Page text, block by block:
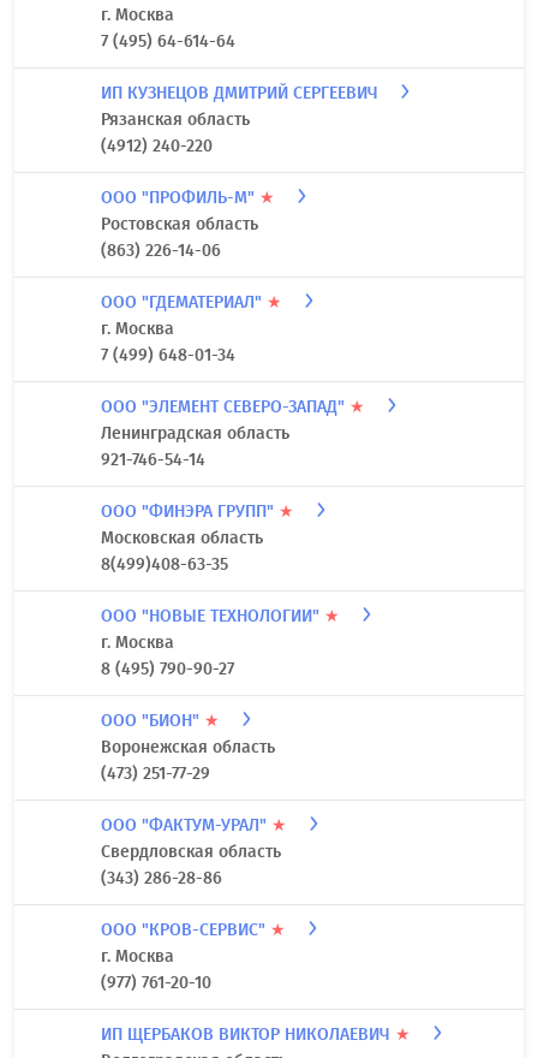
г. Москва
7 (495) 64-614-64
ИП КУЗНЕЦОВ ДМИТРИЙ СЕРГЕЕВИЧ
Рязанская область
(4912) 240-220
ООО "ПРОФИЛЬ-М" ★
Ростовская область
(863) 226-14-06
ООО "ГДЕМАТЕРИАЛ" ★
г. Москва
7 (499) 648-01-34
ООО "ЭЛЕМЕНТ СЕВЕРО-ЗАПАД" ★
Ленинградская область
921-746-54-14
ООО "ФИНЭРА ГРУПП" ★
Московская область
8(499)408-63-35
ООО "НОВЫЕ ТЕХНОЛОГИИ" ★
г. Москва
8 (495) 790-90-27
ООО "БИОН" ★
Воронежская область
(473) 251-77-29
ООО "ФАКТУМ-УРАЛ" ★
Свердловская область
(343) 286-28-86
ООО "КРОВ-СЕРВИС" ★
г. Москва
(977) 761-20-10
ИП ЩЕРБАКОВ ВИКТОР НИКОЛАЕВИЧ ★